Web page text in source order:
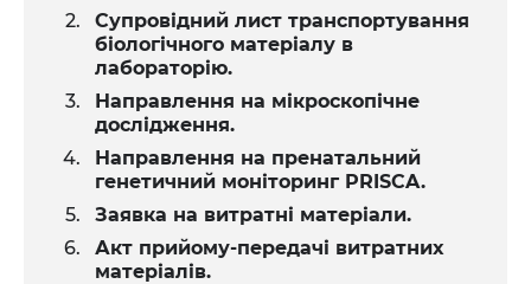
Супровідний лист транспортування
біологічного матеріалу в
лабораторію.
Направлення на мікроскопічне
дослідження.
Направлення на пренатальний
генетичний моніторинг PRISCA.
Заявка на витратні матеріали.
Акт прийому-передачі витратних
матеріалів.